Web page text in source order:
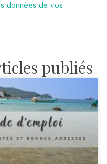
données de vos
publiés